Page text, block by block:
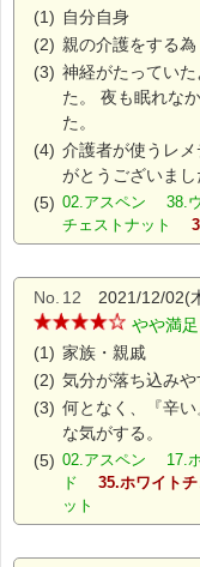
(1) 自分自身
(2) 親の介護をする為
(3) 神経がたってい
た。 夜も眠れな
た。
(4) 介護者が使うレ
がとうございまし
(5) 02.アスペン 38.
チェストナット
No. 12 2021/12/
やや満足
(1) 家族・親戚
(2) 気分が落ち込み
(3) 何となく、『辛
な気がする。
(5) 02.アスペン 17.
ド 35.ホワイト
ット